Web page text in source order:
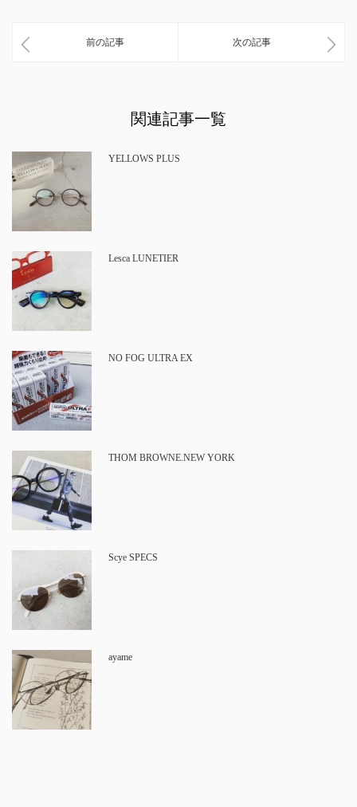
前の記事 次の記事
関連記事一覧
YELLOWS PLUS
Lesca LUNETIER
NO FOG ULTRA EX
THOM BROWNE.NEW YORK
Scye SPECS
ayame